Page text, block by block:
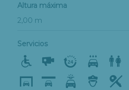
Altura máxima
2,00 m
Servicios